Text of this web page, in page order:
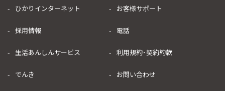
ひかりインターネット お客様サポート
採用情報 電話
生活あんしんサービス 利用規約･契約約款
でんき お問い合わせ